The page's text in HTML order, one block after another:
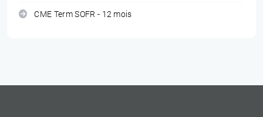
CME Term SOFR - 12 mois